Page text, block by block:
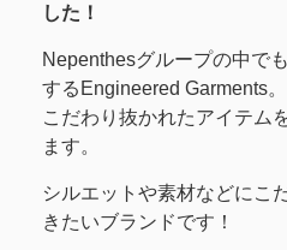
した！
Nepenthesグループの中で
するEngineered Garments。
こだわり抜かれたアイテム
ます。
シルエットや素材などにこ
きたいブランドです！